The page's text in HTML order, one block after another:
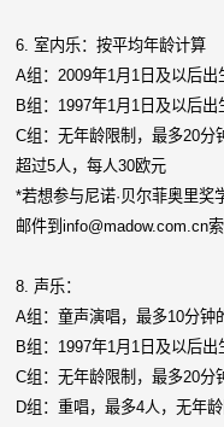
6. 室内乐：按平均年龄计算
A组：2009年1月1日及以后
B组：1997年1月1日及以后
C组：无年龄限制，最多20分
超过5人，每人30欧元
*若想参与尼诺·贝尔菲奥里
邮件到info@madow.com.cn索
8. 声乐：
A组：童声演唱，最多10分钟
B组：1997年1月1日及以后
C组：无年龄限制，最多20分
D组：重唱，最多4人，无年